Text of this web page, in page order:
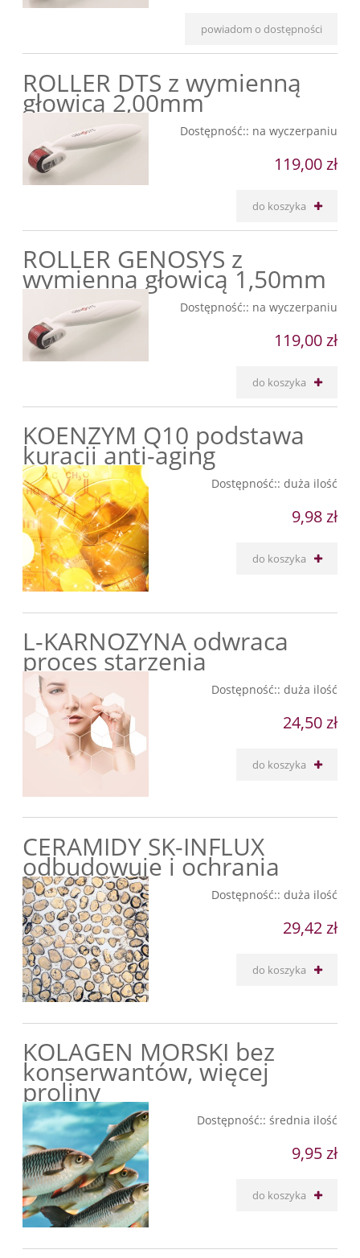
powiadom o dostępności
ROLLER DTS z wymienną
głowicą 2,00mm
Dostępność:: na wyczerpaniu
119,00 zł
do koszyka
ROLLER GENOSYS z
wymienną głowicą 1,50mm
Dostępność:: na wyczerpaniu
119,00 zł
do koszyka
KOENZYM Q10 podstawa
kuracji anti-aging
Dostępność:: duża ilość
9,98 zł
do koszyka
L-KARNOZYNA odwraca
proces starzenia
Dostępność:: duża ilość
24,50 zł
do koszyka
CERAMIDY SK-INFLUX
odbudowuje i ochrania
Dostępność:: duża ilość
29,42 zł
do koszyka
KOLAGEN MORSKI bez
konserwantów, więcej
proliny
Dostępność:: średnia ilość
9,95 zł
do koszyka